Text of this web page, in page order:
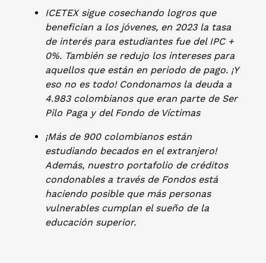
ICETEX sigue cosechando logros que
benefician a los jóvenes, en 2023 la tasa
de interés para estudiantes fue del IPC +
0%. También se redujo los intereses para
aquellos que están en periodo de pago. ¡Y
eso no es todo! Condonamos la deuda a
4.983 colombianos que eran parte de Ser
Pilo Paga y del Fondo de Víctimas
¡Más de 900 colombianos están
estudiando becados en el extranjero!
Además, nuestro portafolio de créditos
condonables a través de Fondos está
haciendo posible que más personas
vulnerables cumplan el sueño de la
educación superior.